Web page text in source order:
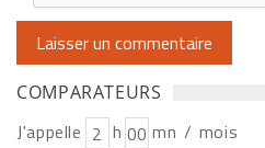
COMPARATEURS
J'appelle h
mn / mois